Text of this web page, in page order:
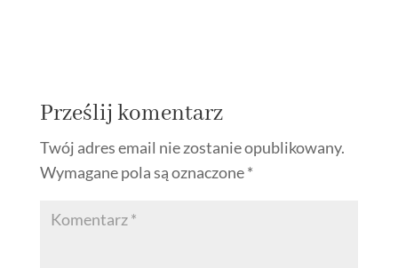
Prześlij komentarz
Twój adres email nie zostanie opublikowany.
Wymagane pola są oznaczone*